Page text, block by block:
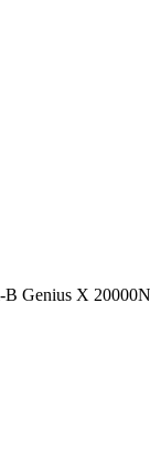
B Genius X